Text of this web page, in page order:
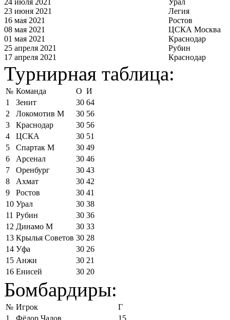
23 июня 2021
Легия
16 мая 2021
Ростов
08 мая 2021
ЦСКА Москва
01 мая 2021
Краснодар
25 апреля 2021
Рубин
17 апреля 2021
Краснодар
Турнирная таблица:
№ Команда О И
1
Зенит 30 64
2
Локомотив М 30 56
3
Краснодар 30 56
4
ЦСКА 30 51
5
Спартак М 30 49
6
Арсенал 30 46
7
Оренбург 30 43
8
Ахмат 30 42
9
Ростов 30 41
10 Урал 30 38
11 Рубин 30 36
12 Динамо М 30 33
13 Крылья Советов 30 28
14 Уфа 30 26
15 Анжи 30 21
16 Енисей 30 20
Бомбардиры:
№ Игрок
Г
1
Фёдор Чалов
15